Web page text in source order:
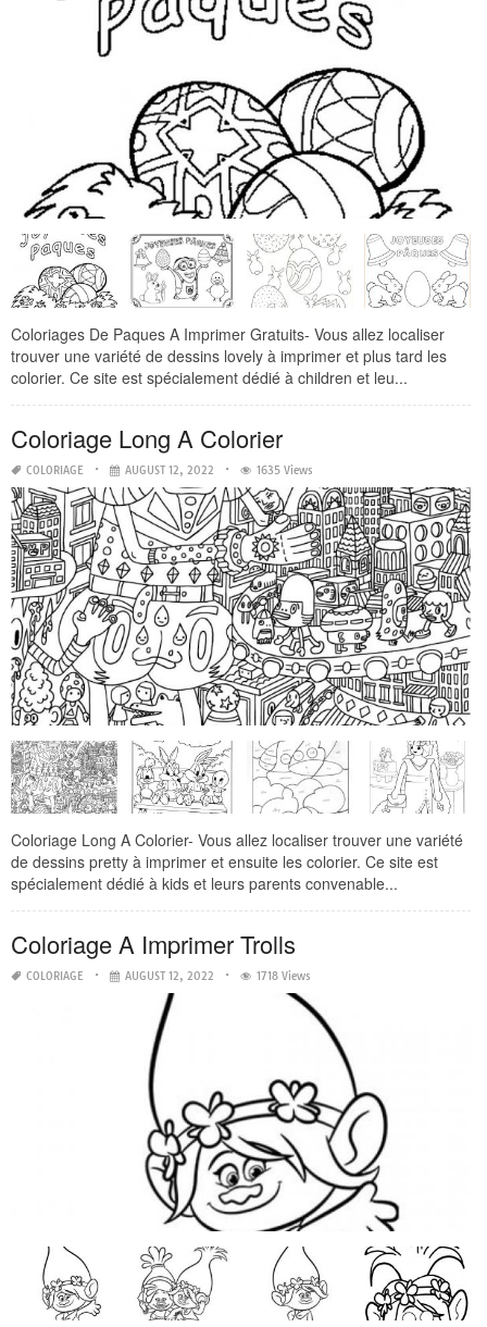
Coloriages De Paques A Imprimer Gratuits- Vous allez localiser
trouver une variété de dessins lovely à imprimer et plus tard les
colorier. Ce site est spécialement dédié à children et leu...
Coloriage Long A Colorier
COLORIAGE AUGUST 12, 2022 1635 Views
Coloriage Long A Colorier- Vous allez localiser trouver une variété
de dessins pretty à imprimer et ensuite les colorier. Ce site est
spécialement dédié à kids et leurs parents convenable...
Coloriage A Imprimer Trolls
COLORIAGE AUGUST 12, 2022 1718 Views